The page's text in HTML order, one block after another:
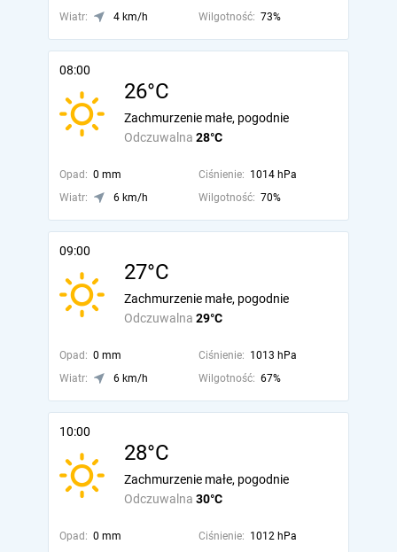
Wiatr: 4 km/h Wilgotność: 73%
08:00
26°C
Odczuwalna 28°C
Zachmurzenie małe, pogodnie
Opad: 0 mm Ciśnienie: 1014 hPa
Wiatr:
6 km/h Wilgotność: 70%
09:00
27°C
Odczuwalna 29°C
Zachmurzenie małe, pogodnie
Opad: 0 mm Ciśnienie: 1013 hPa
Wiatr:
6 km/h Wilgotność: 67%
10:00
28°C
Odczuwalna 30°C
Zachmurzenie małe, pogodnie
Opad: 0 mm Ciśnienie: 1012 hPa